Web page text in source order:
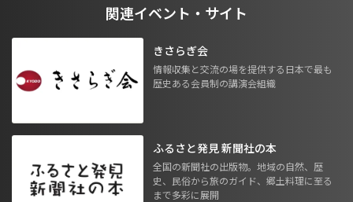
関連イベント・サイト
きさらぎ会
情報収集と交流の場を提供する日本で最も
歴史ある会員制の講演会組織
ふるさと発見 新聞社の本
全国の新聞社の出版物。地域の自然、歴
史、民俗から旅のガイド、郷土料理に至る
まで多彩に展開